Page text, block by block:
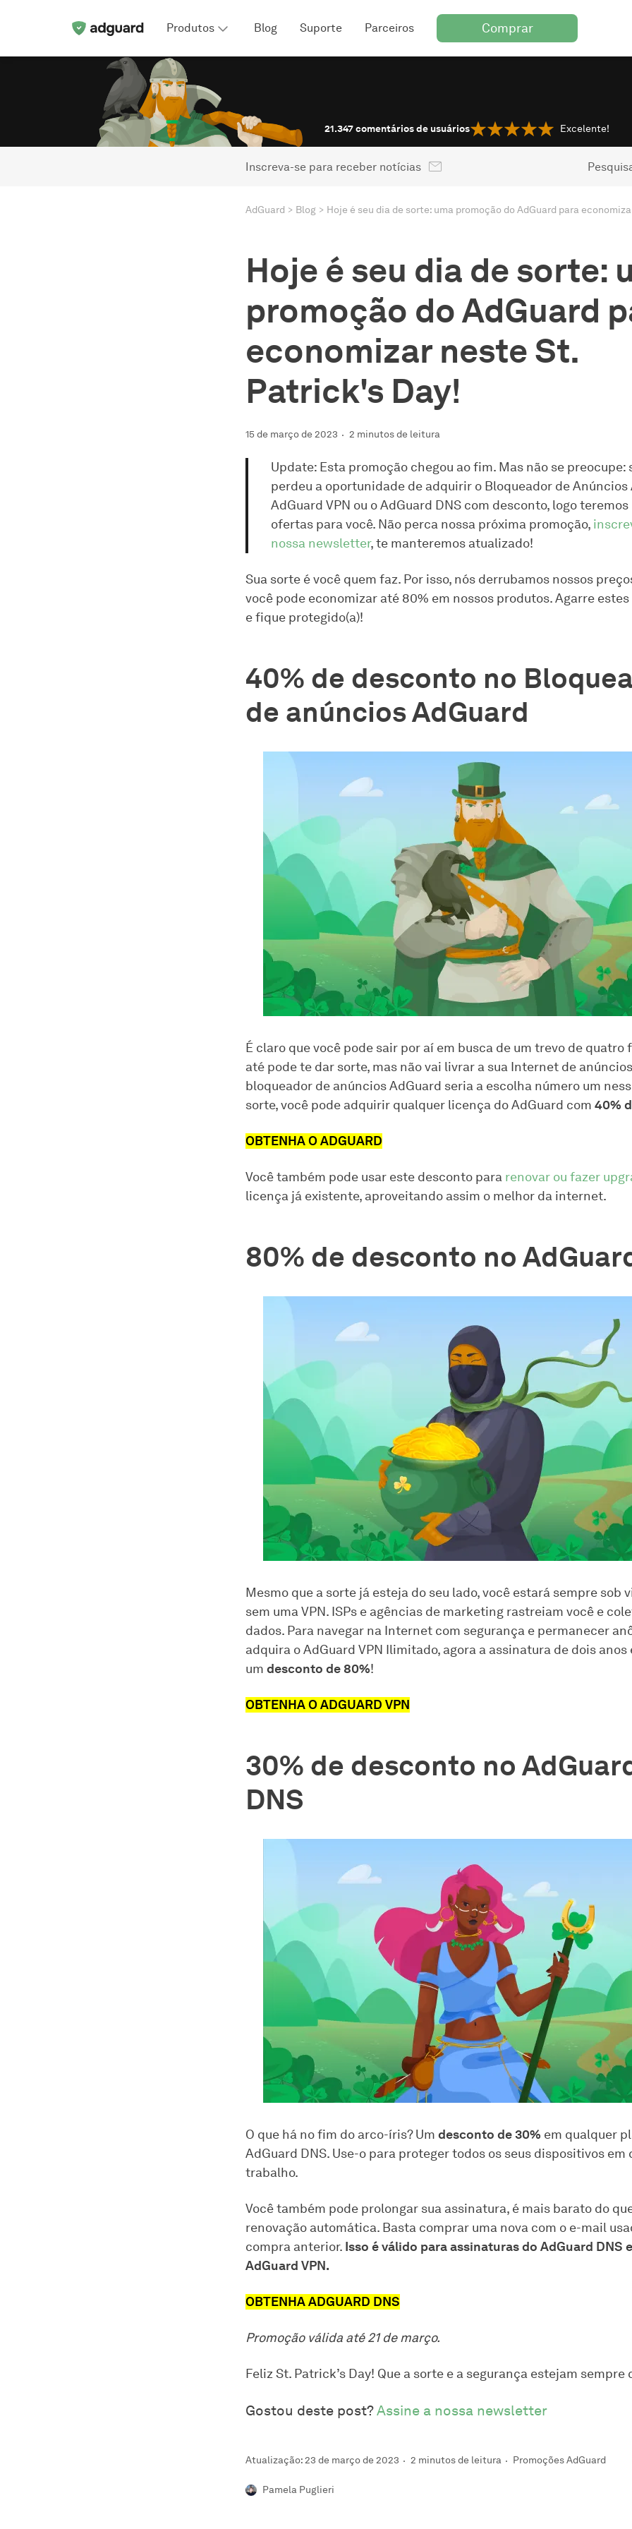
Produtos Blog Suporte Parceiros Comprar
21.347comentários de usuários Excelente!
Inscreva-se para receber notícias
AdGuard Blog
Hoje é seu dia de sorte:
promoção do AdGuard
economizar neste St.
Patrick's Day!
15 de março de 2023 2 minutos de leitura
Update: Esta promoção chegou ao fim. Mas não se preocupe:
perdeu a oportunidade de adquirir o Bloqueador de Anúncios
AdGuard VPN ou o AdGuard DNS com desconto, logo
ofertas para você. Não perca nossa próxima promoção,
nossa newsletter, te manteremos atualizado!
Sua sorte é você quem faz. Por isso, nós derrubamos nossos
você pode economizar até 80% em nossos produtos. Agarre
e fique protegido(a)!
40% de desconto no
de anúncios AdGuard
É claro que você pode sair por aí em busca de um trevo de quatro
até pode te dar sorte, mas não vai livrar a sua Internet de
bloqueador de anúncios AdGuard seria a escolha número um
sorte, você pode adquirir qualquer licença do AdGuard com 40%
OBTENHA O ADGUARD
Você também pode usar este desconto para renovar ou fazer
licença já existente, aproveitando assim o melhor da internet.
80% de desconto no
Mesmo que a sorte já esteja do seu lado, você estará sempre sob
sem uma VPN. ISPs e agências de marketing rastreiam você e
dados. Para navegar na Internet com segurança e permanecer
adquira o AdGuard VPN Ilimitado, agora a assinatura de dois anos
um desconto de 80%!
OBTENHA O ADGUARD VPN
30% de desconto no
DNS
O que há no fim do arco-íris? Um desconto de 30% em qualquer
AdGuard DNS. Use-o para proteger todos os seus dispositivos em
trabalho.
Você também pode prolongar sua assinatura, é mais barato do
renovação automática. Basta comprar uma nova com o e-mail
compra anterior. Isso é válido para assinaturas do AdGuard DNS
AdGuard VPN.
OBTENHA ADGUARD DNS
Promoção válida até 21 de março.
Feliz St. Patrick’s Day! Que a sorte e a segurança estejam sempre
Gostou deste post?Assine a nossa newsletter
Atualização: 23 de março de 2023 2 minutos de leitura Promoções AdGuard
Pamela Puglieri